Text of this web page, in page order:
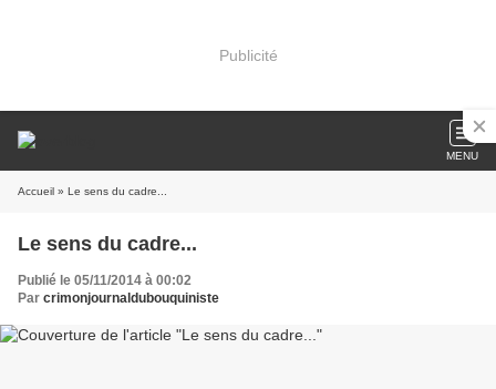
Publicité
MENU
Accueil » Le sens du cadre...
Le sens du cadre...
Publié le 05/11/2014 à 00:02
Par crimonjournaldubouquiniste